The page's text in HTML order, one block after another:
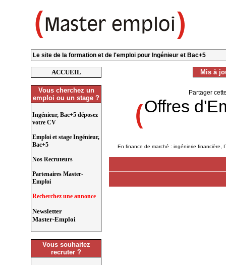
Le site de la formation et de l'emploi pour Ingénieur et Bac+5
ACCUEIL
Vous cherchez un
emploi ou un stage ?
Ingénieur, Bac+5 déposez
votre CV
Emploi et stage Ingénieur,
Bac+5
Nos Recruteurs
Partenaires Master-
Emploi
Recherchez une annonce
Newsletter
Master-Emploi
Vous souhaitez
recruter ?
Mis à
Partager
Offres
En finance de marché : ingénierie financière,